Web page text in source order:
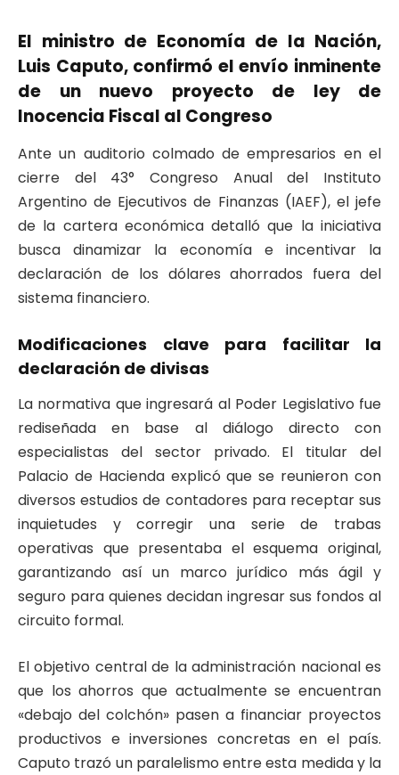
El ministro de Economía de la Nación,
Luis Caputo, confirmó el envío inminente
de un nuevo proyecto de ley de
Inocencia Fiscal al Congreso
Ante un auditorio colmado de empresarios en el
cierre del 43° Congreso Anual del Instituto
Argentino de Ejecutivos de Finanzas (IAEF), el jefe
de la cartera económica detalló que la iniciativa
busca dinamizar la economía e incentivar la
declaración de los dólares ahorrados fuera del
sistema financiero.
Modificaciones clave para facilitar la
declaración de divisas
La normativa que ingresará al Poder Legislativo fue
rediseñada en base al diálogo directo con
especialistas del sector privado. El titular del
Palacio de Hacienda explicó que se reunieron con
diversos estudios de contadores para receptar sus
inquietudes y corregir una serie de trabas
operativas que presentaba el esquema original,
garantizando así un marco jurídico más ágil y
seguro para quienes decidan ingresar sus fondos al
circuito formal.
El objetivo central de la administración nacional es
que los ahorros que actualmente se encuentran
«debajo del colchón» pasen a financiar proyectos
productivos e inversiones concretas en el país.
Caputo trazó un paralelismo entre esta medida y la